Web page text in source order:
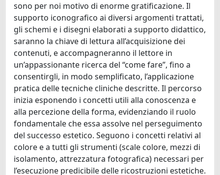
sono per noi motivo di enorme gratificazione. Il
supporto iconografico ai diversi argomenti trattati,
gli schemi e i disegni elaborati a supporto didattico,
saranno la chiave di lettura all’acquisizione dei
contenuti, e accompagneranno il lettore in
un’appassionante ricerca del “come fare”, fino a
consentirgli, in modo semplificato, l’applicazione
pratica delle tecniche cliniche descritte. Il percorso
inizia esponendo i concetti utili alla conoscenza e
alla percezione della forma, evidenziando il ruolo
fondamentale che essa assolve nel perseguimento
del successo estetico. Seguono i concetti relativi al
colore e a tutti gli strumenti (scale colore, mezzi di
isolamento, attrezzatura fotografica) necessari per
l’esecuzione predicibile delle ricostruzioni estetiche.